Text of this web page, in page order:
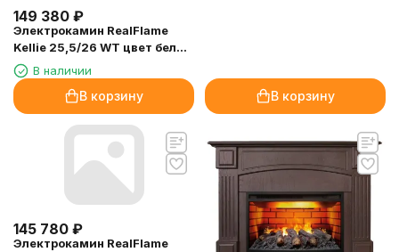
149 380 ₽
Электрокамин RealFlame
Kellie 25,5/26 WT цвет белый
камень с очагом 3D Firestar
25,5
В наличии
В корзину В корзину
145 780 ₽
Электрокамин RealFlame